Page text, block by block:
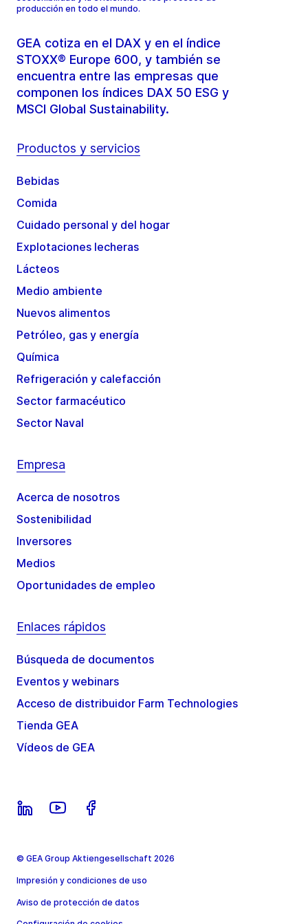
producción en todo el mundo.
GEA cotiza en el DAX y en el índice
STOXX® Europe 600, y también se
encuentra entre las empresas que
componen los índices DAX 50 ESG y
MSCI Global Sustainability.
Productos y servicios
Bebidas
Comida
Cuidado personal y del hogar
Explotaciones lecheras
Lácteos
Medio ambiente
Nuevos alimentos
Petróleo, gas y energía
Química
Refrigeración y calefacción
Sector farmacéutico
Sector Naval
Empresa
Acerca de nosotros
Sostenibilidad
Inversores
Medios
Oportunidades de empleo
Enlaces rápidos
Búsqueda de documentos
Eventos y webinars
Acceso de distribuidor Farm Technologies
Tienda GEA
Vídeos de GEA
© GEA Group Aktiengesellschaft 2026
Impresión y condiciones de uso
Aviso de protección de datos